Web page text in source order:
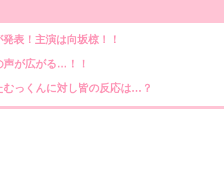
表！主演は向坂椋！！
声が広がる…！！
っくんに対し皆の反応は…？